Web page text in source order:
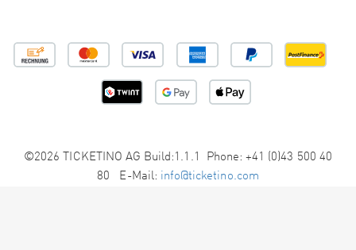
©2026 TICKETINO AG Build:1.1.1 Phone: +41 (0)43 500 40
80 E-Mail: info@ticketino.com